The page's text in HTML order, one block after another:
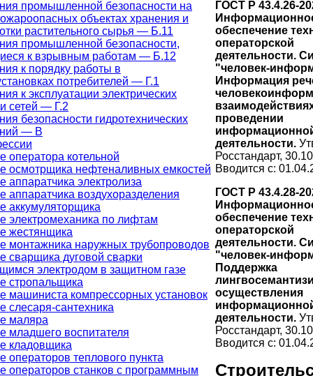
промышленной безопасности на
объектах хранения и
растительного сырья — Б.11
промышленной безопасности,
к взрывным работам — Б.12
к порядку работы в
потребителей — Г.1
к эксплуатации электрических
сетей — Г.2
безопасности гидротехнических
— В
оператора котельной
осмотрщика нефтеналивных емкостей
аппаратчика электролиза
аппаратчика воздухоразделения
аккумуляторщика
электромеханика по лифтам
жестянщика
монтажника наружных трубопроводов
сварщика дуговой сварки
электродом в защитном газе
стропальщика
машиниста компрессорных установок
слесаря-сантехника
маляра
младшего воспитателя
кладовщика
операторов теплового пункта
операторов станков с программным
ГОСТ Р 43.4.26-
обеспечение
операторской
деятельности.
"человек-
Информация
проведении
деятельности.
Росстандарт,
Вводится с:
ГОСТ Р 43.4.28-
обеспечение
операторской
деятельности.
"человек-
Поддержка
осуществления
деятельности.
Росстандарт,
Вводится с: